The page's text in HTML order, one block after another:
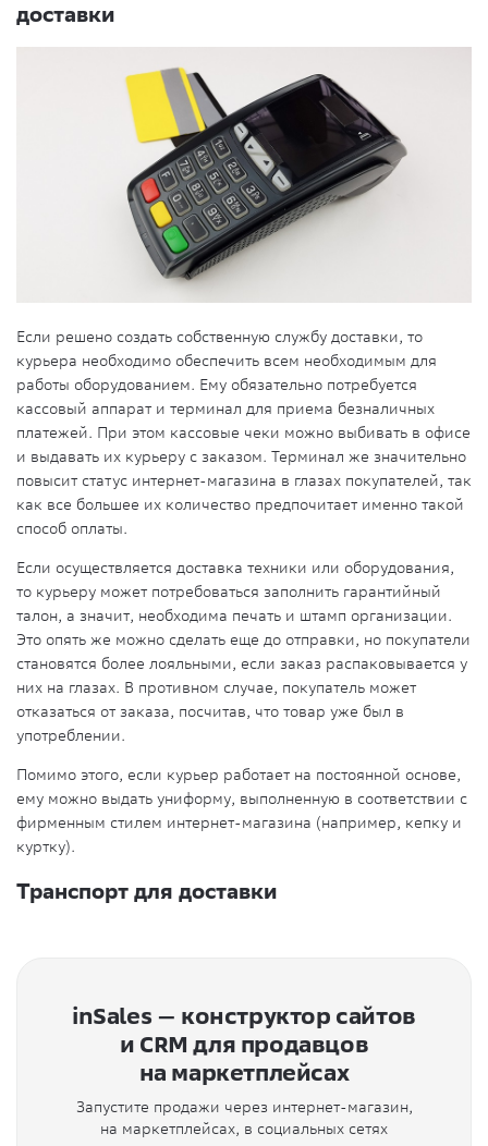
доставки
Если решено создать собственную службу доставки, то
курьера необходимо обеспечить всем необходимым для
работы оборудованием. Ему обязательно потребуется
кассовый аппарат и терминал для приема безналичных
платежей. При этом кассовые чеки можно выбивать в офисе
и выдавать их курьеру с заказом. Терминал же значительно
повысит статус интернет-магазина в глазах покупателей, так
как все большее их количество предпочитает именно такой
способ оплаты.
Если осуществляется доставка техники или оборудования,
то курьеру может потребоваться заполнить гарантийный
талон, а значит, необходима печать и штамп организации.
Это опять же можно сделать еще до отправки, но покупатели
становятся более лояльными, если заказ распаковывается у
них на глазах. В противном случае, покупатель может
отказаться от заказа, посчитав, что товар уже был в
употреблении.
Помимо этого, если курьер работает на постоянной основе,
ему можно выдать униформу, выполненную в соответствии с
фирменным стилем интернет-магазина (например, кепку и
куртку).
Транспорт для доставки
inSales — конструктор сайтов
и CRM для продавцов
на маркетплейсах
Запустите продажи через интернет-магазин,
на маркетплейсах, в социальных сетях